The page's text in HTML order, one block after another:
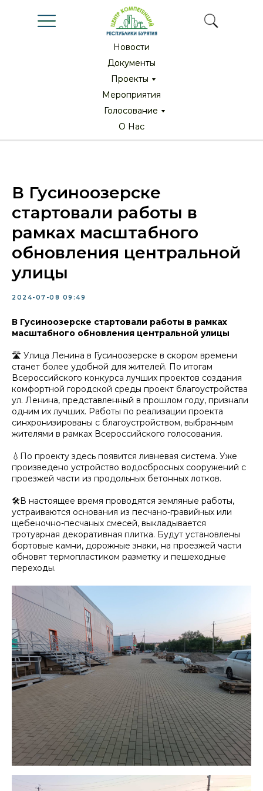
Новости
Новости
Документы
Документы
Мероприятия
Мероприятия
Проекты
Проекты
О Нас
О Нас
Голосование
Голосование
В Гусиноозерске
стартовали работы в
рамках масштабного
обновления центральной
улицы
2024-07-08 09:49
В Гусиноозерске стартовали работы в рамках
масштабного обновления центральной улицы
🛣️ Улица Ленина в Гусиноозерске в скором времени
станет более удобной для жителей. По итогам
Всероссийского конкурса лучших проектов создания
комфортной городской среды проект благоустройства
ул. Ленина, представленный в прошлом году, признали
одним их лучших. Работы по реализации проекта
синхронизированы с благоустройством, выбранным
жителями в рамках Всероссийского голосования.
💧По проекту здесь появится ливневая система. Уже
произведено устройство водосбросных сооружений с
проезжей части из продольных бетонных лотков.
🛠️В настоящее время проводятся земляные работы,
устраиваются основания из песчано-гравийных или
щебеночно-песчаных смесей, выкладывается
тротуарная декоративная плитка. Будут установлены
бортовые камни, дорожные знаки, на проезжей части
обновят термопластиком разметку и пешеходные
переходы.